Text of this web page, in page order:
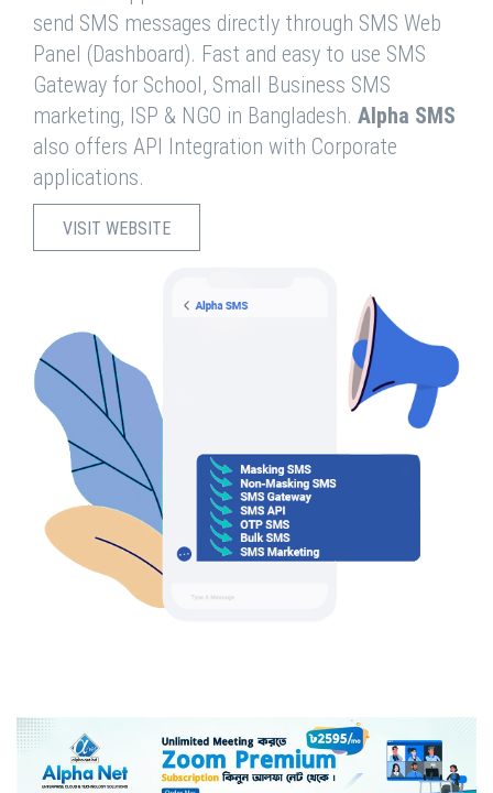
send SMS messages directly through SMS Web
Panel (Dashboard). Fast and easy to use SMS
Gateway for School, Small Business SMS
marketing, ISP & NGO in Bangladesh. Alpha SMS
also offers API Integration with Corporate
applications.
VISIT WEBSITE